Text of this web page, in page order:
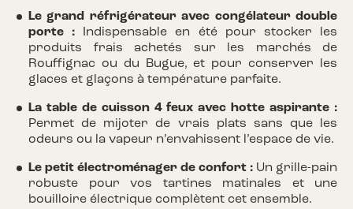
Le grand réfrigérateur avec congélateur double
porte : Indispensable en été pour stocker les
produits frais achetés sur les marchés de
Rouffignac ou du Bugue, et pour conserver les
glaces et glaçons à température parfaite.
La table de cuisson 4 feux avec hotte aspirante :
Permet de mijoter de vrais plats sans que les
odeurs ou la vapeur n’envahissent l’espace de vie.
Le petit électroménager de confort : Un grille-pain
robuste pour vos tartines matinales et une
bouilloire électrique complètent cet ensemble.